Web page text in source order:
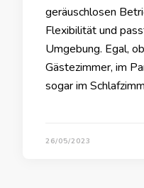
geräuschlosen
Flexibilität und
Umgebung. Egal,
Gästezimmer, im
sogar im
26/05/2023